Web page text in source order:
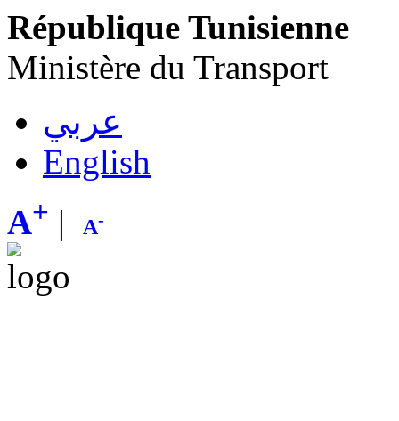
République Tunisienne
Ministère du Transport
عربي
English
A+ | A-